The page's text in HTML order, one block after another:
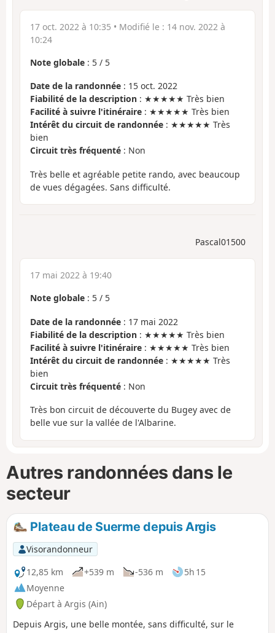
17 oct. 2022 à 10:35 • Modifié le : 14 nov. 2022 à
10:24
Note globale : 5 / 5
Date de la randonnée : 15 oct. 2022
Fiabilité de la description : ★★★★★ Très bien
Facilité à suivre l'itinéraire : ★★★★★ Très bien
Intérêt du circuit de randonnée : ★★★★★ Très
bien
Circuit très fréquenté : Non
Très belle et agréable petite rando, avec beaucoup
de vues dégagées. Sans difficulté.
Pascal01500
17 mai 2022 à 19:40
Note globale : 5 / 5
Date de la randonnée : 17 mai 2022
Fiabilité de la description : ★★★★★ Très bien
Facilité à suivre l'itinéraire : ★★★★★ Très bien
Intérêt du circuit de randonnée : ★★★★★ Très
bien
Circuit très fréquenté : Non
Très bon circuit de découverte du Bugey avec de
belle vue sur la vallée de l'Albarine.
Autres randonnées dans le
secteur
Plateau de Suerme depuis Argis
Visorandonneur
12,85 km
+539 m -536 m
5h 15
Moyenne
Départ à Argis (Ain)
Depuis Argis, une belle montée, sans difficulté, sur le